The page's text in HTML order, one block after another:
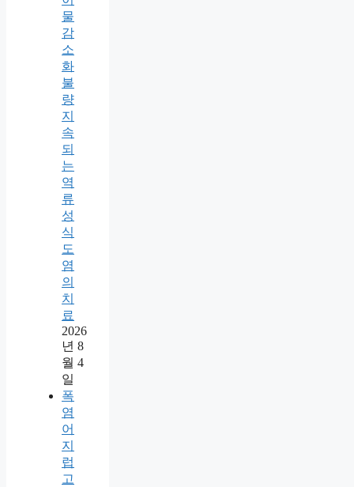
물
감
소
화
불
량
지
속
되
는
역
류
성
식
도
염
의
치
료
2026
년 8
월 4
일
폭
염
어
지
럽
고